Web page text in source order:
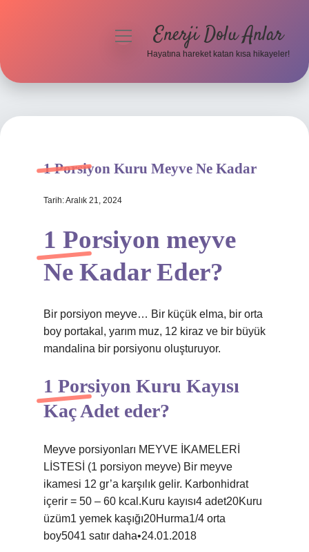
Hakkımızda
menüyüEnerji Dolu Anlar
Hayatına hareket katan kısa hikayeler!
1 Porsiyon Kuru Meyve Ne Kadar
Tarih: Aralık 21, 2024
1 Porsiyon meyve
Ne Kadar Eder?
Bir porsiyon meyve… Bir küçük elma, bir orta
boy portakal, yarım muz, 12 kiraz ve bir büyük
mandalina bir porsiyonu oluşturuyor.
1 Porsiyon Kuru Kayısı
Kaç Adet eder?
Meyve porsiyonları MEYVE İKAMELERİ
LİSTESİ (1 porsiyon meyve) Bir meyve
ikamesi 12 gr’a karşılık gelir. Karbonhidrat
içerir = 50 – 60 kcal.Kuru kayısı4 adet20Kuru
üzüm1 yemek kaşığı20Hurma1/4 orta
boy5041 satır daha•24.01.2018